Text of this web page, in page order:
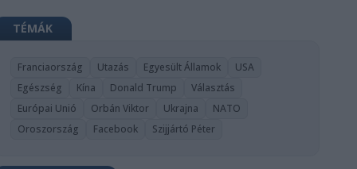
TÉMÁK
Franciaország Utazás Egyesült Államok
USA
Egészség
Kína Donald Trump
Választás
Európai Unió
Orbán Viktor Ukrajna
NATO
Oroszország
Facebook Szijjártó Péter